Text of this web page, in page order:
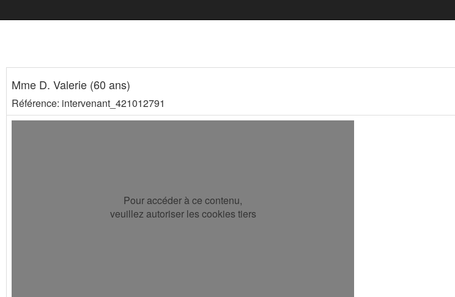
Mme D. Valerie (60 ans)
Référence: intervenant_421012791
Pour accéder à ce contenu,
veuillez autoriser les cookies tiers